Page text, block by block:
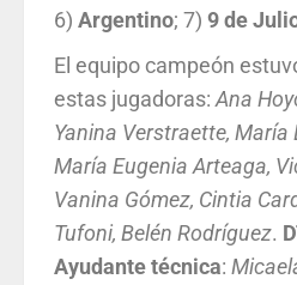
6) Argentino; 7) 9 de
El equipo campeón
estas jugadoras: Ana
Yanina Verstraette, María
María Eugenia Arteaga,
Vanina Gómez, Cintia
Tufoni, Belén Rodríguez.
Ayudantetécnica: